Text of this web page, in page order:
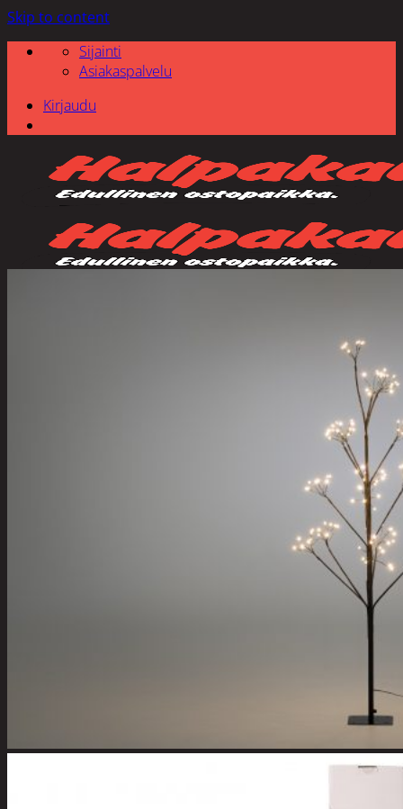
Skip to content
Sijainti
Asiakaspalvelu
Kirjaudu
Joulu- ja kausivalot
Eläimet ja
tontut
Kyntteliköt
Valoketjut ja
kuusenvalot
Marjastus